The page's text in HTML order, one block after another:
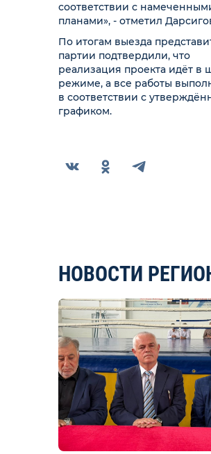
соответствии с
планами», - отметил
По итогам выезда
партии подтвердили, что
реализация проекта идёт в
режиме, а все работы
в соответствии с
графиком.
НОВОСТИ